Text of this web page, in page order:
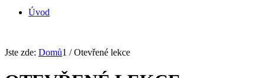
Úvod
Jste zde: Domů1 / Otevřené lekce